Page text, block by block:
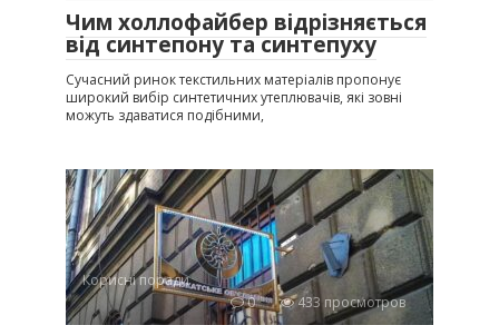
Чим холлофайбер відрізняється
від синтепону та синтепуху
Сучасний ринок текстильних матеріалів пропонує
широкий вибір синтетичних утеплювачів, які зовні
можуть здаватися подібними,
Корисні поради
0
433 просмотров